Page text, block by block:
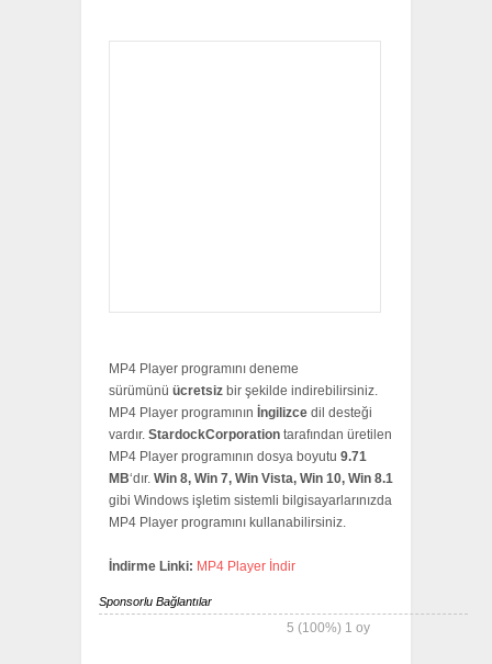
MP4 Player programını deneme
sürümünü ücretsiz bir şekilde indirebilirsiniz.
MP4 Player programının İngilizce dil desteği
vardır. StardockCorporation tarafından üretilen
MP4 Player programının dosya boyutu 9.71
MB‘dır. Win 8, Win 7, Win Vista, Win 10, Win 8.1
gibi Windows işletim sistemli bilgisayarlarınızda
MP4 Player programını kullanabilirsiniz.
İndirme Linki: MP4 Player İndir
5 (100%) 1 oy
Sponsorlu Bağlantılar